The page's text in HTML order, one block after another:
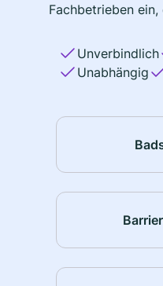
Fachbetrieben
Unverbindlich
Unabhängig